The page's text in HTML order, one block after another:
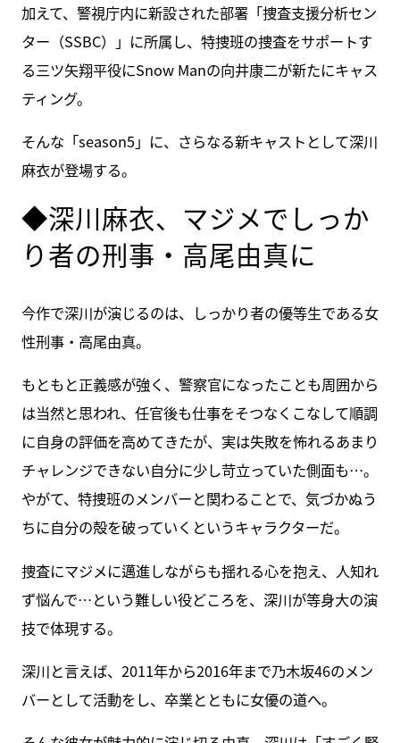
加えて、警視庁内に新設された部署「捜査支援分析セン
ター（SSBC）」に所属し、特捜班の捜査をサポートす
る三ツ矢翔平役にSnow Manの向井康二が新たにキャス
ティング。
そんな「season5」に、さらなる新キャストとして深川
麻衣が登場する。
◆深川麻衣、マジメでしっか
り者の刑事・高尾由真に
今作で深川が演じるのは、しっかり者の優等生である女
性刑事・高尾由真。
もともと正義感が強く、警察官になったことも周囲から
は当然と思われ、任官後も仕事をそつなくこなして順調
に自身の評価を高めてきたが、実は失敗を怖れるあまり
チャレンジできない自分に少し苛立っていた側面も…。
やがて、特捜班のメンバーと関わることで、気づかぬう
ちに自分の殻を破っていくというキャラクターだ。
捜査にマジメに邁進しながらも揺れる心を抱え、人知れ
ず悩んで…という難しい役どころを、深川が等身大の演
技で体現する。
深川と言えば、2011年から2016年まで乃木坂46のメン
バーとして活動をし、卒業とともに女優の道へ。